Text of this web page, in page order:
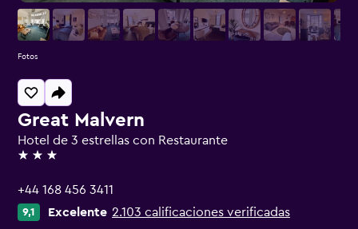
Great Malvern
Hotel de 3 estrellas con Restaurante
3 estrellas
+44 168 456 3411
9,1 Excelente 2.103 calificaciones verificadas
Fotos